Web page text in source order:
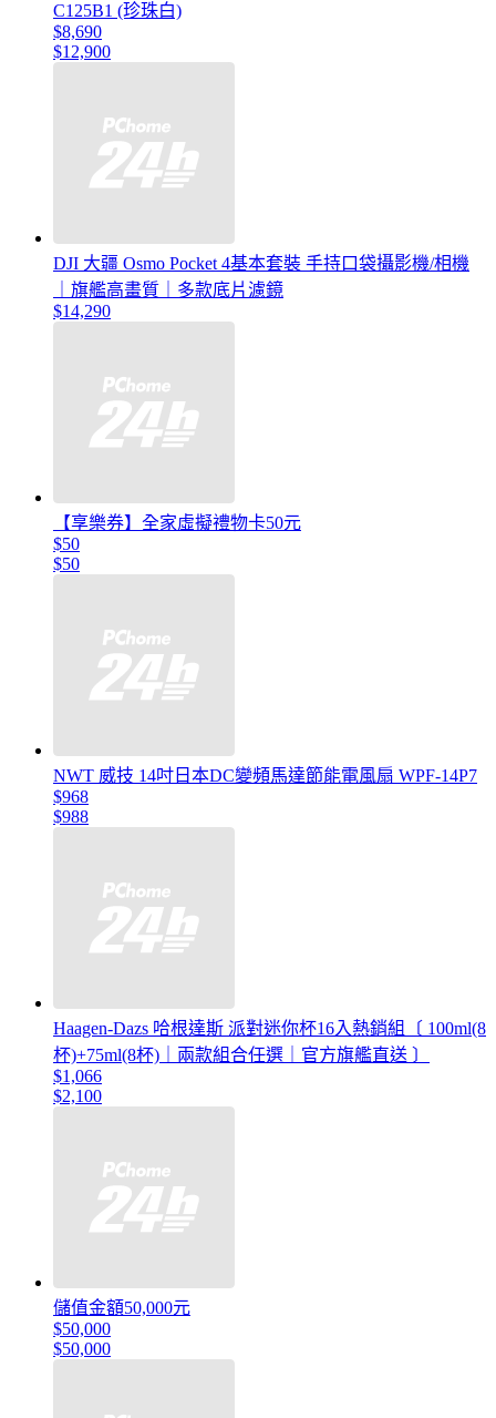
C125B1 (珍珠白)
$8,690
$12,900
DJI 大疆 Osmo Pocket 4基本套裝 手持口袋攝影機/相機
｜旗艦高畫質｜多款底片濾鏡
$14,290
【享樂券】全家虛擬禮物卡50元
$50
$50
NWT 威技 14吋日本DC變頻馬達節能電風扇 WPF-14P7
$968
$988
Haagen-Dazs 哈根達斯 派對迷你杯16入熱銷組〔 100ml(8
杯)+75ml(8杯)｜兩款組合任選｜官方旗艦直送 〕
$1,066
$2,100
儲值金額50,000元
$50,000
$50,000